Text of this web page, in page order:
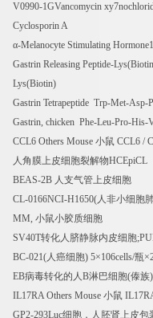
V0990-1GVancomycin
Cyclosporin A
α-Melanocyte Stimulating
Gastrin Releasing Peptide-
Lys(Biotin)
Gastrin Tetrapeptide Trp-Met-Asp-
Gastrin, chicken Phe-Leu-Pro-His-
CCL6 Others Mouse 小鼠 CCL6 /
人角膜上皮细胞裂解物HCEpiCL
BEAS-2B 人支气管上皮细胞
CL-0166NCI-H1650(人非小细胞
MM, 小鼠小胶质细胞
SV40T转化人脐静脉内皮细胞
BC-021(人癌细胞) 5×106cells/瓶×
EB病毒转化的人B淋巴细胞(傣族
IL17RA Others Mouse 小鼠
GP2-293Luc细胞，人胚肾上皮包